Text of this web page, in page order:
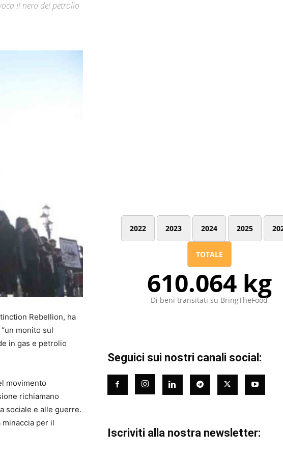
il nero del petrolio
Rebellion, ha
monito sul
in gas e petrolio
movimento
richiamano
sociale e alle guerre.
per il
2022 2023 2024 2025
TOTALE
610.064 kg
Di beni transitati su BringTheFood
Seguici sui nostri canali social:
Iscriviti alla nostra newsletter: